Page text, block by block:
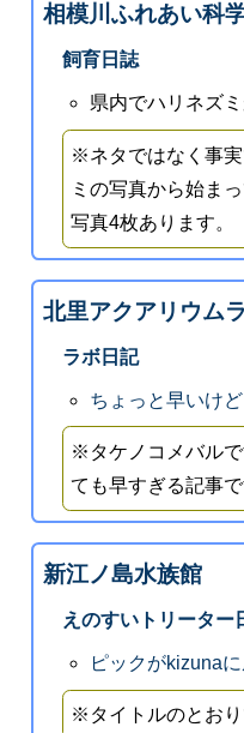
相模川ふれあい科
飼育日誌
県内でハリネズ
※ネタではなく事
ミの写真から始ま
写真4枚あります。
北里アクアリウム
ラボ日記
ちょっと早いけど
※タケノコメバル
ても早すぎる記事で
新江ノ島水族館
えのすいトリーター
ピックがkizuna
※タイトルのとおり